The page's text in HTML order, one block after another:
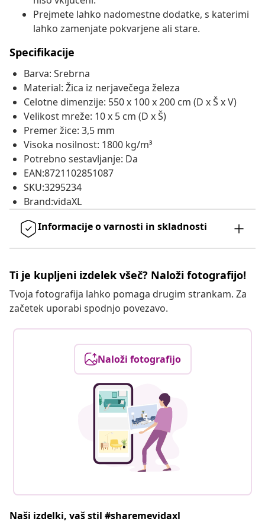
Prejmete lahko nadomestne dodatke, s katerimi
lahko zamenjate pokvarjene ali stare.
Specifikacije
Barva: Srebrna
Material: Žica iz nerjavečega železa
Celotne dimenzije: 550 x 100 x 200 cm (D x Š x V)
Velikost mreže: 10 x 5 cm (D x Š)
Premer žice: 3,5 mm
Visoka nosilnost: 1800 kg/m³
Potrebno sestavljanje: Da
EAN:8721102851087
SKU:3295234
Brand:vidaXL
Informacije o varnosti in skladnosti
Ti je kupljeni izdelek všeč? Naloži fotografijo!
Tvoja fotografija lahko pomaga drugim strankam. Za
začetek uporabi spodnjo povezavo.
Naloži fotografijo
Naši izdelki, vaš stil #sharemevidaxl